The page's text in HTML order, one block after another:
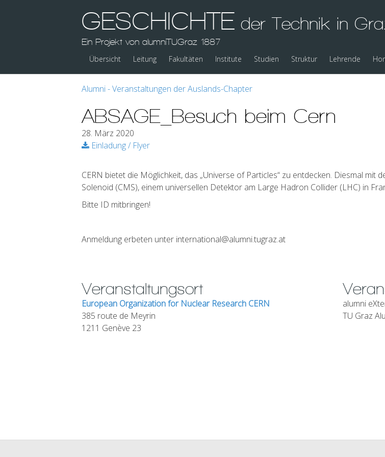
GESCHICHTE der Technik in
Ein Projekt von alumniTUGraz 1887
Übersicht Leitung Fakultäten Institute Studien Struktur Lehrende
Alumni - Veranstaltungen der Auslands-Chapter
ABSAGE_Besuch beim Cern
28. März 2020
Einladung / Flyer
CERN bietet die Möglichkeit, das „Universe of Particles“ zu entdecken. Diesmal mit
Solenoid (CMS), einem universellen Detektor am Large Hadron Collider (LHC) in
Bitte ID mitbringen!
Anmeldung erbeten unter international@alumni.tugraz.at
Veranstaltungsort
European Organization for Nuclear Research CERN
385 route de Meyrin
1211 Genève 23
alumni
TU Graz